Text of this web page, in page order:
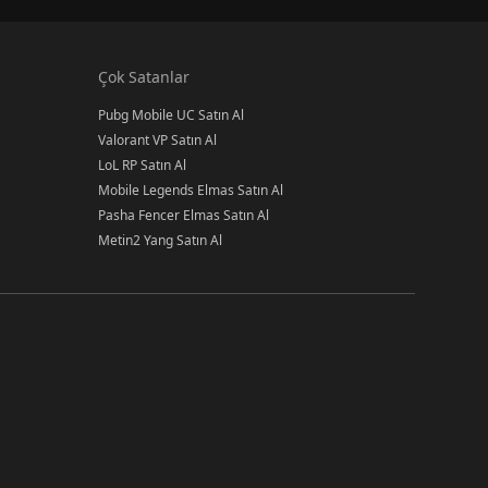
Çok Satanlar
Pubg Mobile UC Satın Al
Valorant VP Satın Al
LoL RP Satın Al
Mobile Legends Elmas Satın Al
Pasha Fencer Elmas Satın Al
Metin2 Yang Satın Al